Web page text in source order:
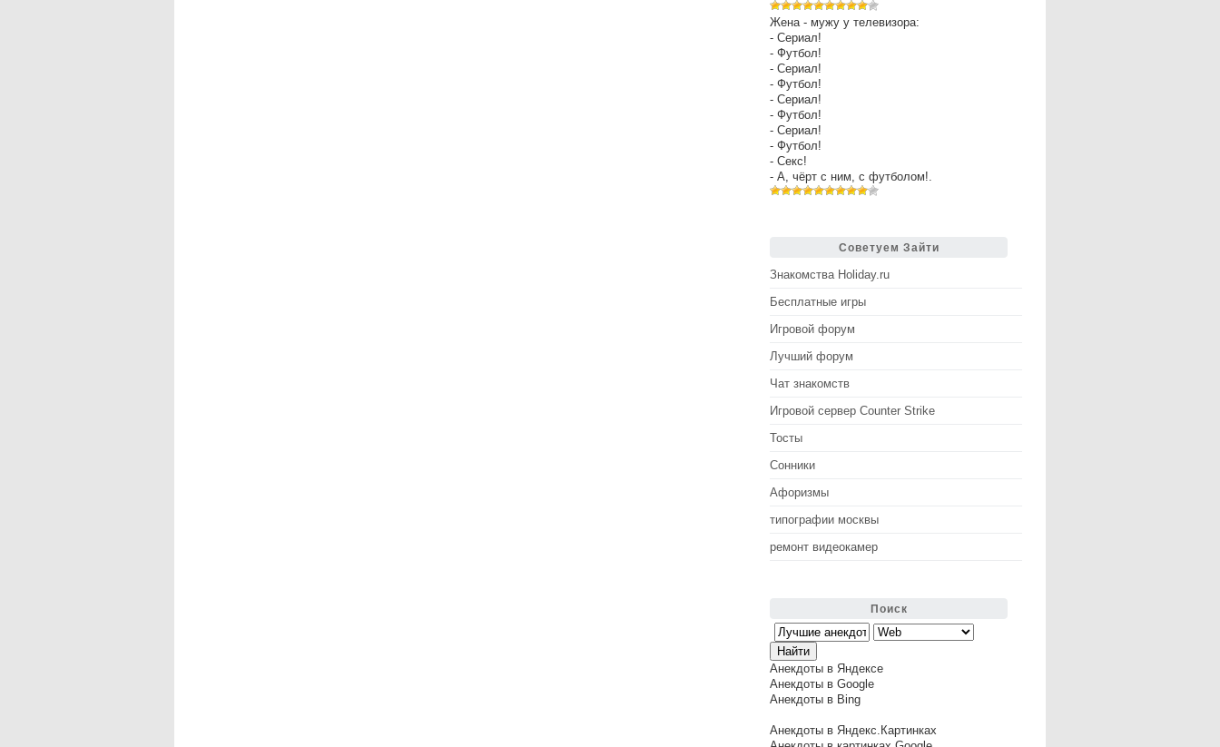
Жена - мужу у телевизора:
- Сериал!
- Футбол!
- Сериал!
- Футбол!
- Сериал!
- Футбол!
- Сериал!
- Футбол!
- Секс!
- А, чёрт с ним, с футболом!.
Советуем Зайти
Знакомства Holiday.ru
Бесплатные игры
Игровой форум
Лучший форум
Чат знакомств
Игровой сервер Counter Strike
Тосты
Сонники
Афоризмы
типографии москвы
ремонт видеокамер
Поиск
Анекдоты в Яндексе
Анекдоты в Google
Анекдоты в Bing
Анекдоты в Яндекс.Картинках